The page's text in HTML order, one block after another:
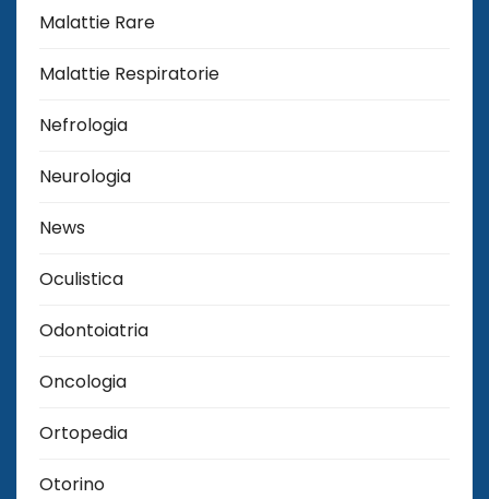
Malattie Rare
Malattie Respiratorie
Nefrologia
Neurologia
News
Oculistica
Odontoiatria
Oncologia
Ortopedia
Otorino